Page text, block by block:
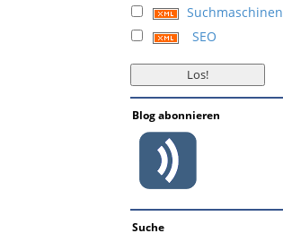
Suchmaschinen
SEO
Blog abonnieren
Suche